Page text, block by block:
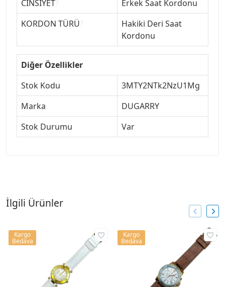
CİNSİYET
Erkek Saat Kordonu
KORDON TÜRÜ
Hakiki Deri Saat
Kordonu
Diğer Özellikler
Stok Kodu
3MTY2NTk2NzU1Mg
Marka
DUGARRY
Stok Durumu
Var
İlgili Ürünler
Kargo
Bedava
Kargo
Bedava